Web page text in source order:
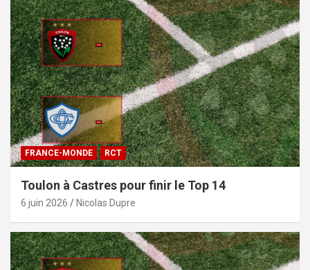
FRANCE-MONDE RCT
Toulon à Castres pour finir le Top 14
6 juin 2026 Nicolas Dupre